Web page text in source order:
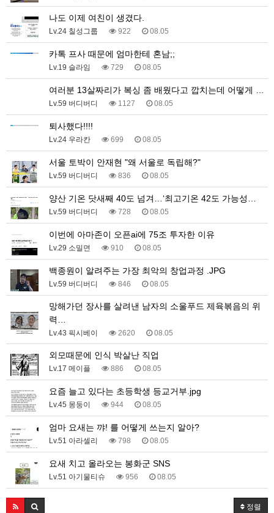
나도 이제 여친이 생겼다.
Lv.24 칠성그룹 922 08.05
카톡 프사 때문에 엄마한테 혼남;;
Lv.19 슬라임 729 08.05
여러분 13살짜리가 복싱 좀 배웠다고 깝치는데 어떻게 …
Lv.59 버디버디 1127 08.05
퇴사했다!!!!
Lv.24 우라칸 699 08.05
서울 토박이 안재현 "왜 서울로 독립해?"
Lv.59 버디버디 836 08.05
양산 기온 닷새째 40도 넘겨…‘최고기온 42도 가능성…
Lv.59 버디버디 728 08.05
이번에 아마존이 오픈ai에 75조 투자한 이유
Lv.29 소밀면 910 08.05
백종원이 알려주는 가장 최악의 창업과정 .JPG
Lv.59 버디버디 846 08.05
망해가던 장사를 살려낸 남자의 소울푸드 제육볶음의 위
력…
Lv.43 픽시베이 2620 08.05
외모때문에 인식 박살난 직업
Lv.17 메이플 886 08.05
요즘 늘고 있다는 초등학생 등교거부.jpg
Lv.45 몽둥이 944 08.05
엄마 요새는 꺄! 를 어떻게 쓰는지 알아?
Lv.51 아라셀리 798 08.05
요새 치고 올라오는 봉화군 SNS
Lv.51 아기물티슈 956 08.05
정렬